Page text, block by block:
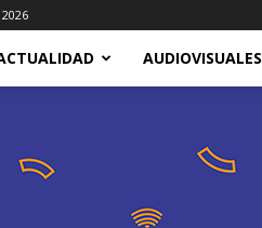
AUDIOVISUALES